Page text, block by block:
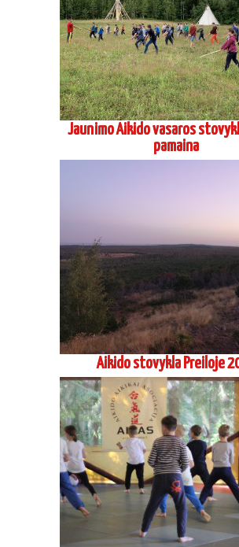
Jaunimo Aikido vasaros
pamaina
Aikido stovykla Preiloje